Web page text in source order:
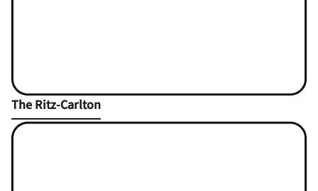
The Ritz-CarltonOpen in New Tab